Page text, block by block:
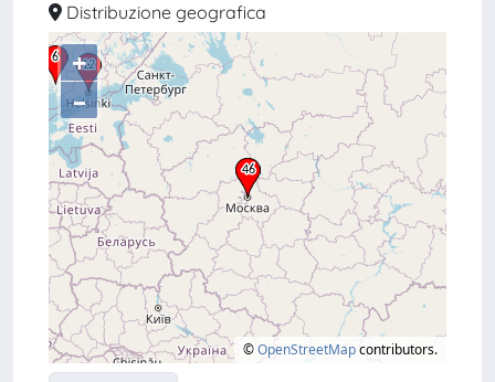
Distribuzione geografica
+
–
©OpenStreetMapcontributors.